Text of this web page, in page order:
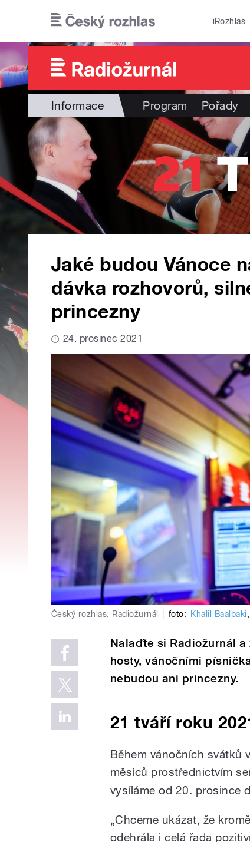
iRozhlas
Informace Program Pořady
Jaké budou Vánoce
dávka rozhovorů,
princezny
24. prosinec 2021
Český rozhlas, Radiožurnál foto: Khalil Baalbaki,
Nalaďte si Radiožurnál
hosty, vánočními
nebudou ani princezny.
21 tváří roku
Během vánočních svátků
měsíců prostřednictvím
vysíláme od 20. prosince
„Chceme ukázat, že
odehrála i celá řada